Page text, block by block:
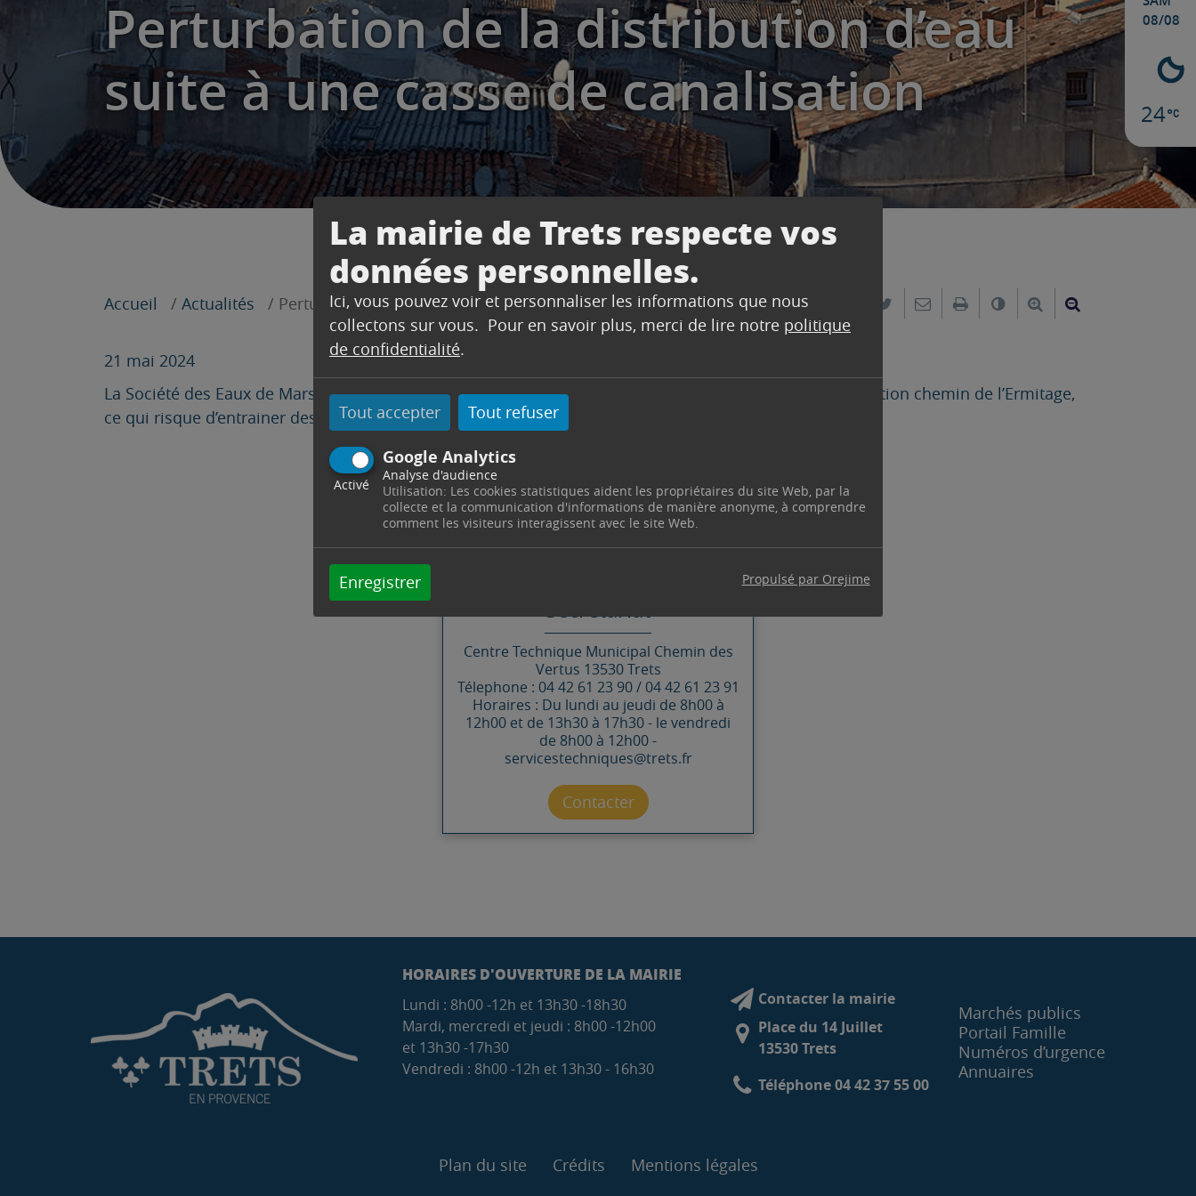
La mairie de Trets respecte vos
données personnelles.
Ici, vous pouvez voir et personnaliser les informations que nous
collectons sur vous. Pour en savoir plus, merci de lire notre politique
de confidentialité.
Tout accepter Tout refuser
Google Analytics
Activé
Analyse d'audience
Utilisation: Les cookies statistiques aident les propriétaires du site Web, par la
collecte et la communication d'informations de manière anonyme, à comprendre
comment les visiteurs interagissent avec le site Web.
Enregistrer Propulsé par Orejime
08/08
24
Perturbation de la distribution d’eau
suite à une casse de canalisation
Accueil Actualités Perturbation de la distribution d’eau suite à une casse de canalisation Partager sur Facebook
Partager sur Twitter
Envoyer par e-mail
ImprimerChanger le contraste
Agrandir le texte
21 mai 2024
La Société des Eaux de Marseille nous informe qu’elle est en train d’intervenir sur une casse de canalisation chemin de l’Ermitage,
ce qui risque d’entrainer des perturbations dans la distribution d’eau des quartiers proches.
CONTACT
Secrétariat
Centre Technique Municipal Chemin des
Vertus 13530 Trets
Télephone : 04 42 61 23 90 / 04 42 61 23 91
Horaires : Du lundi au jeudi de 8h00 à
12h00 et de 13h30 à 17h30 - le vendredi
de 8h00 à 12h00 -
servicestechniques@trets.fr
Contacter par mail
Contacter
HORAIRES D'OUVERTURE DE LA MAIRIE
Lundi : 8h00 -12h et 13h30 -18h30
Mardi, mercredi et jeudi : 8h00 -12h00
et 13h30 -17h30
Vendredi : 8h00 -12h et 13h30 - 16h30
Contacter la mairie
Place du 14 Juillet
13530 Trets
Téléphone 04 42 37 55 00
Marchés publics
Portail Famille
Numéros d’urgence
Annuaires
Plan du site Crédits Mentions légales